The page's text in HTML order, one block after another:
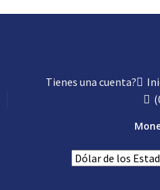
Tienes una cuenta?
(